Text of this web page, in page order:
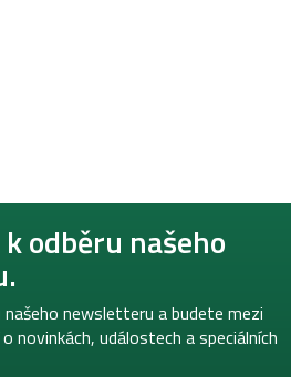
odběru našeho
newsletteru a budete mezi
novinkách, událostech a speciálních